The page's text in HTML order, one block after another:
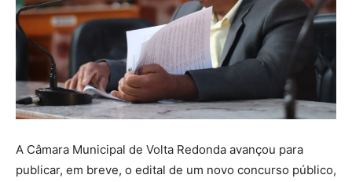
A Câmara Municipal de Volta Redonda avançou para
publicar, em breve, o edital de um novo concurso público,